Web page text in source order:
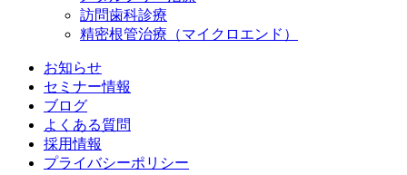
訪問歯科診療
精密根管治療（マイクロエンド）
お知らせ
セミナー情報
ブログ
よくある質問
採用情報
プライバシーポリシー